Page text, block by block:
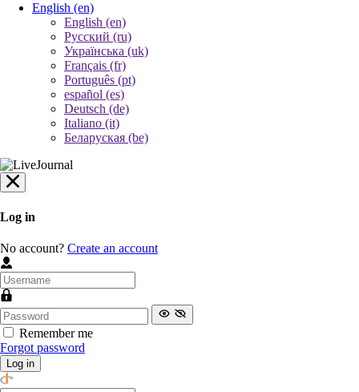
English (en)
English (en)
Русский (ru)
Українська (uk)
Français (fr)
Português (pt)
español (es)
Deutsch (de)
Italiano (it)
Беларуская (be)
Log in
No account? Create an account
Remember me
Forgot password
Log in